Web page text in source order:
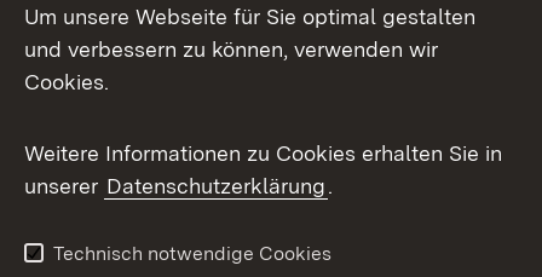
X / Twitter
Youtube
Kontakt
Datenschutz
Barrierefreiheit
Um unsere Webseite für Sie optimal gestalten
und verbessern zu können, verwenden wir
Cookies.
Weitere Informationen zu Cookies erhalten Sie in
unserer Datenschutzerklärung.
Technisch notwendige Cookies